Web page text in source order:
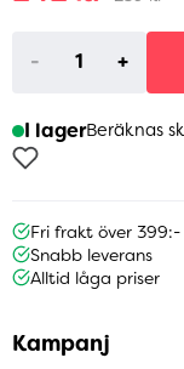
- +
I lagerBeräknas
Fri frakt över 399:-
Snabb leverans
Alltid låga priser
Kampanj